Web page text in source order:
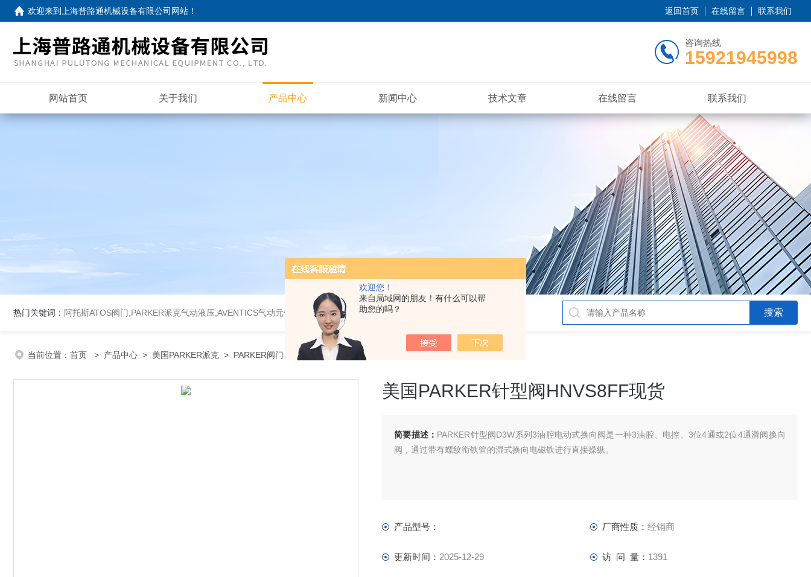
欢迎您！
来自局域网的朋友！有什么可以帮
助您的吗？
欢迎来到 上海普路通机械设备有限公司网站 ！ 返回首页 在线留言 联系我们
咨询热线
15921945998
网站首页 关于我们 产品中心 新闻中心 技术文章 在线留言 联系我们
热门关键词： 阿托斯ATOS阀门,PARKER派克气动液压,AVENTICS气动元件
当前位置： 首页 > 产品中心 > 美国PARKER派克 > PARKER阀门 > 美国PARKER针型阀HNVS8FF现货
美国PARKER针型阀HNVS8FF现货
简要描述： PARKER针型阀D3W系列3油腔电动式换向阀是一种3油腔、电控、3位4通或2位4通滑阀换向
阀，通过带有螺纹衔铁管的湿式换向电磁铁进行直接操纵。
产品型号： 厂商性质： 经销商
更新时间： 2025-12-29 访 问 量： 1391